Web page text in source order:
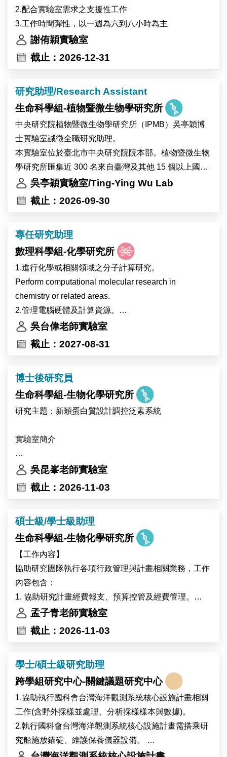
2.配合實驗室需求之支援性工作
3.工作時間彈性，以一週為六到八小時為主
謝侑穎實驗室
截止：2026-12-31
研究助理/Research Assistant
生命科學組-植物暨微生物學研究所
中央研究院植物暨微生物學研究所（IPMB）吳亭穎博
士實驗室誠徵全職研究助理。
本實驗室位於臺北市中央研究院院本部。植物暨微生物
學研究所匯集近 300 名來自臺灣及其他 15 個以上國家
的研究人員與工作人員，並設有細胞生物學、顯微影
像、高效能運算及多體學分析等先進核心設施，提供完
錄取者將參與植物與環境交互作用相關研究，主要以地
錢（Marchantia）、阿拉伯芥（Arabidopsis）及可能包
含大豆等植物為研究材料，探討植物在熱逆境及全球暖
化相關環境變化下的生理與分子反應，以及高海拔作物
生理時鐘受環境變化影響的調控機制。主要工作內容包
括分子選殖、蛋白質表現分析及突變株篩選。
本研究計畫將與比利時 Ive De Smet 博士及 Devang
Mehta 博士的研究團隊合作進行。
The laboratory of Dr. Ting-Ying Wu at the Institute of
invites applications for a full-time Research Assistant
position.
The laboratory is located on the main campus of
nearly 300 researchers and staff members from Taiwan
provides state-of-the-art core facilities in cell biology,
microscopy, high-performance computing, and multi-
omics analysis, offering an excellent environment for
The successful candidate will participate in research
on plant–environment interactions. Using plant
systems including Marchantia, Arabidopsis, and
potentially soybean, the project will investigate the
physiological and molecular responses of plants to
heat stress and environmental changes associated
with global warming. The research will also explore
how environmental changes affect circadian clock
regulation in high-altitude crops.
protein expression analysis, and mutant screening.
This research project will be conducted in
collaboration with the research groups of Dr. Ive De
Smet and Dr. Devang Mehta in Belgium.
吳亭穎實驗室/Ting-Ying Wu Lab
截止：2026-09-30
專任研究助理
數理科學組-化學研究所
1.進行化學或相關領域之分子計算研究。
Perform computational molecular research in
chemistry or related areas.
2.管理電腦硬體及計算資源。
Management computer hardware and scientific
software.
and papers.
吳台偉老師實驗室
截止：2027-08-31
博士後研究員
生命科學組-生物化學研究所
研究主題：新穎蛋白質設計調控泛素系統
實驗室簡介
中央研究院生物化學研究所 吳昆峯博士研究團隊
（https://kpwulab.com/）以「蛋白質化學」為核心，研
素酶（DUB）等泛素化修飾系統。泛素與泛素類似修飾
系統的酵素本身即為近年最受關注的藥物標的家族之
一。
本實驗室的研究架構建立在「計算設計—實驗驗證」的
完整循環之上。AI 工具可在短時間內產生大量候選分
子，但其價值必須經由蛋白質表現與純化、生物物理定
量、生化重組反應與結構解析逐一檢證。計算設計平台
於本實驗室已臻成熟，本次招募之職位將主導實驗驗證
所開發之設計蛋白質，除作為解析酵素活化與調控機制
的分子工具外，亦具備發展為專一性抑制劑或標的蛋白
降解劑（targeted protein degradation）之潛力。經生
化重組與結構層次完整驗證的分子，將進一步與細胞生
物學實驗室合作，推進至細胞模式與疾病模式之功能驗
證。本職位所產出的分子與數據，即為銜接分子設計與
轉譯應用的起點。
吳昆峯老師實驗室
截止：2026-11-03
碩士級/學士級助理
生命科學組-生物化學研究所
【工作內容】
協助研究團隊執行各項行政管理與計畫相關業務，工作
內容包含：
1. 協助研究計畫經費報支、預算控管及經費管理。
2. 協助研究計畫申請、撰寫相關行政文件及各類許可文
件之準備。
業。
5. 辦理主管交辦事項。
孟子青老師實驗室
截止：2026-11-03
學士/碩士級研究助理
跨學組研究中心-關鍵議題研究中心
1.協助執行國科會台灣海洋觀測系統核心設施計畫相關
工作(含野外採樣並處理、分析採樣樣本與數據)。
2.執行國科會台灣海洋觀測系統核心設施計畫需搭乘研
究船施放錨碇、維護保養儀器設備。
3.主管交辦事項。